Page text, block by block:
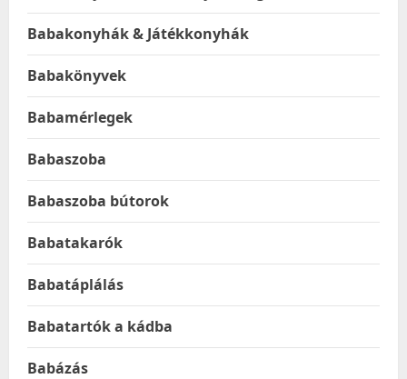
Babakonyhák & Játékkonyhák
Babakönyvek
Babamérlegek
Babaszoba
Babaszoba bútorok
Babatakarók
Babatáplálás
Babatartók a kádba
Babázás